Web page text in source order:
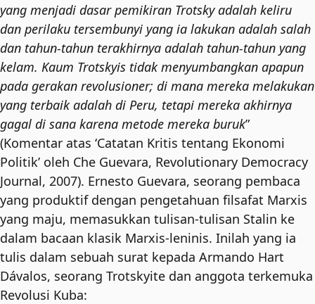
yang menjadi dasar pemikiran Trotsky adalah keliru
dan perilaku tersembunyi yang ia lakukan adalah salah
dan tahun-tahun terakhirnya adalah tahun-tahun yang
kelam. Kaum Trotskyis tidak menyumbangkan apapun
pada gerakan revolusioner; di mana mereka melakukan
yang terbaik adalah di Peru, tetapi mereka akhirnya
gagal di sana karena metode mereka buruk”
(Komentar atas ‘Catatan Kritis tentang Ekonomi
Politik’ oleh Che Guevara, Revolutionary Democracy
Journal, 2007). Ernesto Guevara, seorang pembaca
yang produktif dengan pengetahuan filsafat Marxis
yang maju, memasukkan tulisan-tulisan Stalin ke
dalam bacaan klasik Marxis-leninis. Inilah yang ia
tulis dalam sebuah surat kepada Armando Hart
Dávalos, seorang Trotskyite dan anggota terkemuka
Revolusi Kuba: